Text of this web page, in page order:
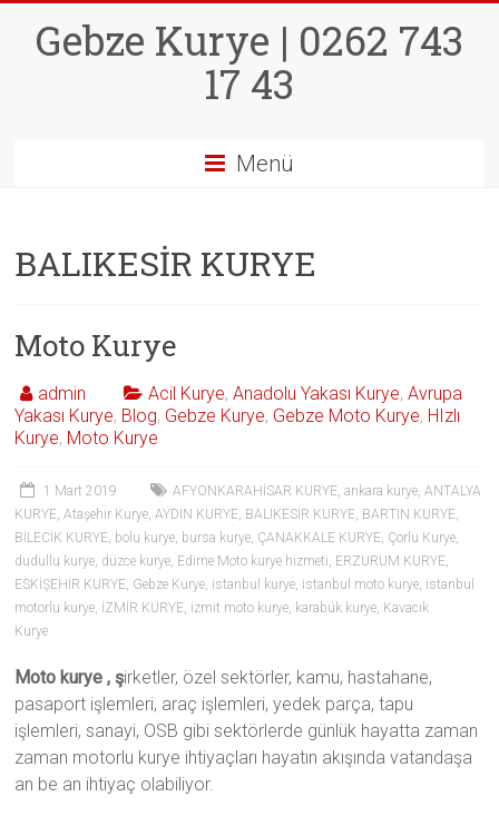
contentGebze Kurye | 0262 743
17 43
Menü
BALIKESİR KURYE
Moto Kurye
admin Acil Kurye,Anadolu Yakası Kurye,Avrupa
Yakası Kurye, Blog, Gebze Kurye, Gebze Moto Kurye, HIzlı
Kurye, Moto Kurye
1 Mart 2019 AFYONKARAHİSAR KURYE,ankara kurye,ANTALYA
KURYE,Ataşehir Kurye,AYDIN KURYE, BALIKESİR KURYE, BARTIN KURYE,
BİLECİK KURYE, bolu kurye, bursa kurye, ÇANAKKALE KURYE, Çorlu Kurye,
dudullu kurye, düzce kurye, Edirne Moto kurye hizmeti, ERZURUM KURYE,
ESKİŞEHİR KURYE, Gebze Kurye, istanbul kurye, istanbul moto kurye, istanbul
motorlu kurye, İZMİR KURYE, izmit moto kurye, karabük kurye, Kavacık
Kurye
Moto kurye , şirketler, özel sektörler, kamu, hastahane,
pasaport işlemleri, araç işlemleri, yedek parça, tapu
işlemleri, sanayi, OSB gibi sektörlerde günlük hayatta zaman
zaman motorlu kurye ihtiyaçları hayatın akışında vatandaşa
an be an ihtiyaç olabiliyor.